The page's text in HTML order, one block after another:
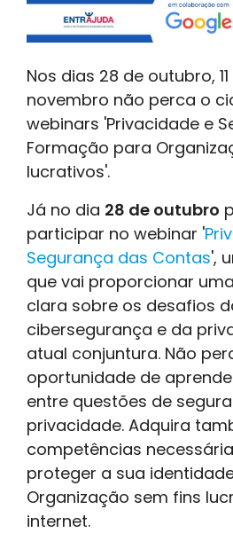
Nos dias 28 de outubro,
novembro não perca o
webinars 'Privacidade e
Formação para
lucrativos'.
Já no dia 28 de outubro
participar no webinar '
Segurança das Contas',
que vai proporcionar
clara sobre os desafios
cibersegurança e da
atual conjuntura. Não
oportunidade de
entre questões de
privacidade. Adquira
competências
proteger a sua
Organização sem fins
internet.